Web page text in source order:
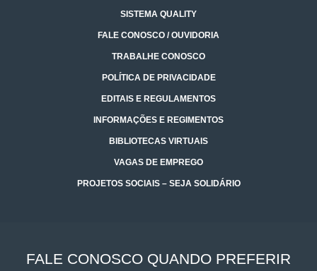
SISTEMA QUALITY
FALE CONOSCO / OUVIDORIA
TRABALHE CONOSCO
POLÍTICA DE PRIVACIDADE
EDITAIS E REGULAMENTOS
INFORMAÇÕES E REGIMENTOS
BIBLIOTECAS VIRTUAIS
VAGAS DE EMPREGO
PROJETOS SOCIAIS – SEJA SOLIDÁRIO
FALE CONOSCO QUANDO PREFERIR